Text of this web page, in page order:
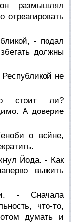
размышлял
отреагировать
- подал
должны
не
стоит ли?
А доверие
о войне,
Йода. - Как
выжить
- Сначала
что-то,
думать и